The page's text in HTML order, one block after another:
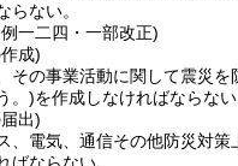
らない。
一二四・一部改正)
成)
その事業活動に関して震災
。)を作成しなければならない
出)
、電気、通信その他防災対